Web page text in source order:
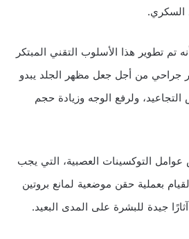
السكري.
تم تطوير هذا الأسلوب التقني المبتكر
جراحي من أجل جعل مظهر الجلد يبدو
التجاعيد، ولرفع الوجه وزيادة حجم
التوكسينات العصبية، التي يجب
بعملية حقن موضعية لمانع بروتين